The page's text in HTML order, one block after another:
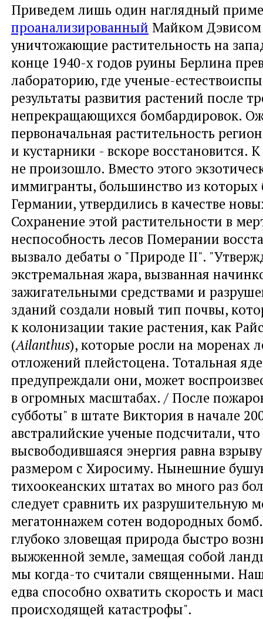
Приведем лишь один наглядный
проанализированный Майком
уничтожающие растительность на
конце 1940-х годов руины Берлина
лабораторию, где ученые-
результаты развития растений после
непрекращающихся бомбардировок.
первоначальная растительность
и кустарники - вскоре восстановится.
не произошло. Вместо этого
иммигранты, большинство из
Германии, утвердились в качестве
Сохранение этой растительности в
неспособность лесов Померании
вызвало дебаты о "Природе II".
экстремальная жара, вызванная
зажигательными средствами и
зданий создали новый тип почвы,
к колонизации такие растения, как
(Ailanthus), которые росли на моренах
отложений плейстоцена. Тотальная
предупреждали они, может
в огромных масштабах. / После
субботы" в штате Виктория в начале
австралийские ученые подсчитали, что
высвободившаяся энергия равна
размером с Хиросиму. Нынешние
тихоокеанских штатах во много раз
следует сравнить их разрушительную
мегатоннажем сотен водородных
глубоко зловещая природа быстро
выжженной земле, замещая собой
мы когда-то считали священными.
едва способно охватить скорость и
происходящей катастрофы".